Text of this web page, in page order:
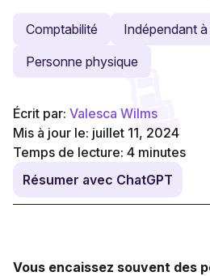
Comptabilité
Indépendant
Personne physique
Écrit par: Valesca Wilms
Mis à jour le: juillet 11, 2024
Temps de lecture: 4 minutes
Résumer avec ChatGPT
Vous encaissez souvent des